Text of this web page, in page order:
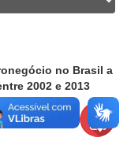
no Brasil a
2002 e 2013